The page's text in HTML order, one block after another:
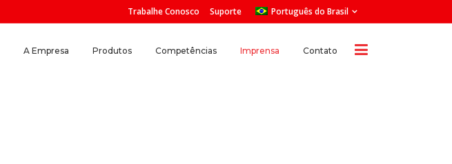
Trabalhe Conosco Suporte Português do Brasil
A Empresa Produtos Competências Imprensa Contato